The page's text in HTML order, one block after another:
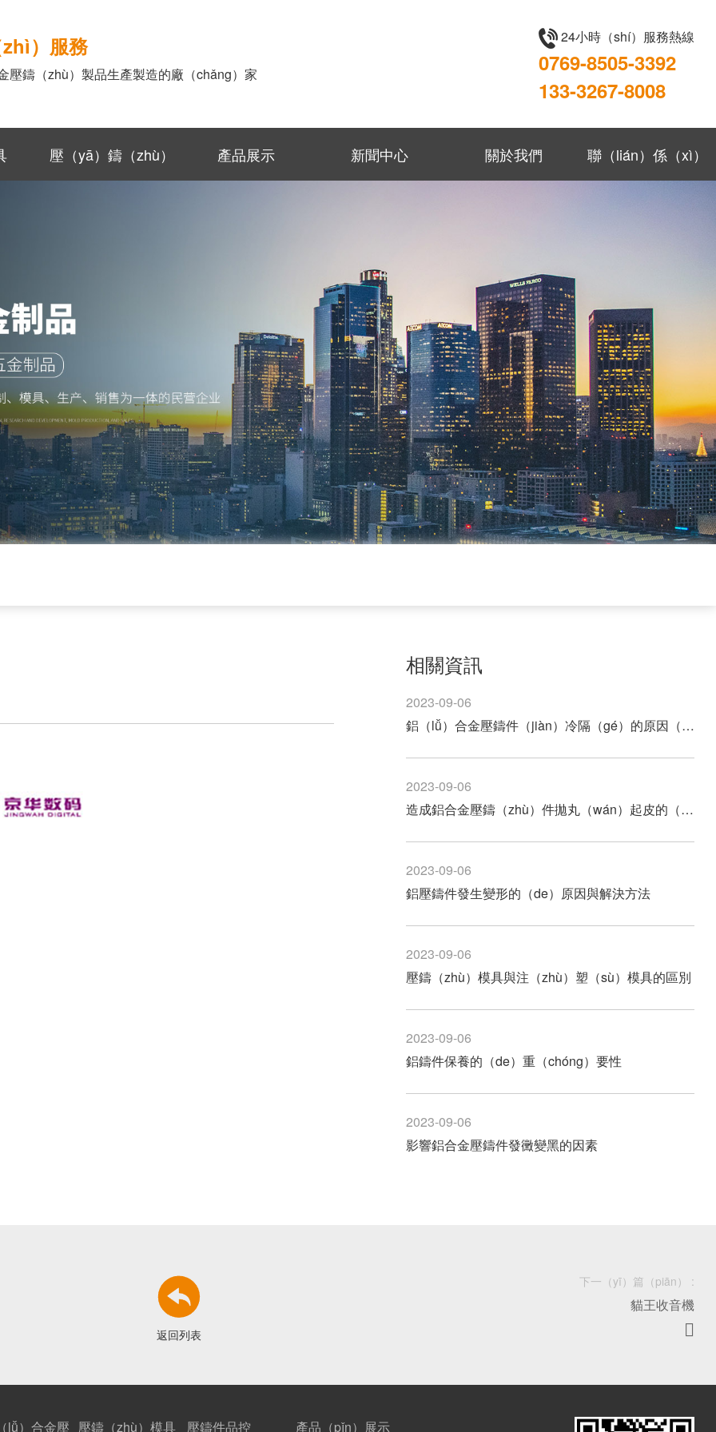
）服務
壓鑄（zhù）製品生產製造的廠（chǎng）家
24小時（shí）服務熱線
0769-8505-3392
133-3267-8008
壓（yā）鑄（zhù） 產品展示 新聞中心 關於我們 聯（lián）係（xì）
相關資訊
2023-09-06
鋁（lǚ）合金壓鑄件（jiàn）冷隔（gé）的原因（yīn）以及解決方（fāng）法
2023-09-06
造成鋁合金壓鑄（zhù）件拋丸（wán）起皮的（de）原因（yīn）
2023-09-06
鋁壓鑄件發生變形的（de）原因與解決方法
2023-09-06
壓鑄（zhù）模具與注（zhù）塑（sù）模具的區別
2023-09-06
鋁鑄件保養的（de）重（chóng）要性
2023-09-06
影響鋁合金壓鑄件發黴變黑的因素
下一（yī）篇（piān） :
貓王收音機

返回列表
lǚ）合金壓 壓鑄（zhù）模具 壓鑄件品控 產品（pǐn）展示